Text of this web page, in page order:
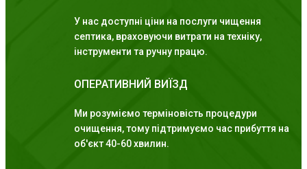
У нас доступні ціни на послуги чищення
септика, враховуючи витрати на техніку,
інструменти та ручну працю.
ОПЕРАТИВНИЙ ВИЇЗД
Ми розуміємо терміновість процедури
очищення, тому підтримуємо час прибуття на
об'єкт 40-60 хвилин.